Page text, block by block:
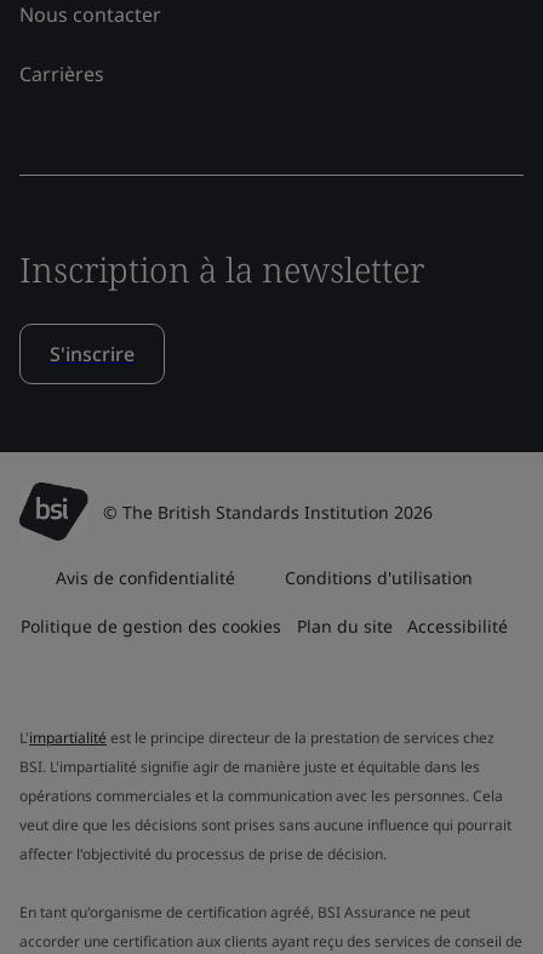
Nous contacter
Carrières
Inscription à la newsletter
S'inscrire
© The British Standards Institution 2026
Avis de confidentialité Conditions d'utilisation
Politique de gestion des cookies Plan du site Accessibilité
L'impartialité est le principe directeur de la prestation de services chez
BSI. L'impartialité signifie agir de manière juste et équitable dans les
opérations commerciales et la communication avec les personnes. Cela
veut dire que les décisions sont prises sans aucune influence qui pourrait
affecter l'objectivité du processus de prise de décision.
En tant qu'organisme de certification agréé, BSI Assurance ne peut
accorder une certification aux clients ayant reçu des services de conseil de